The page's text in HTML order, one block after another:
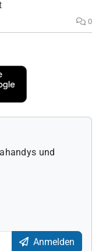
0
und
Anmelden